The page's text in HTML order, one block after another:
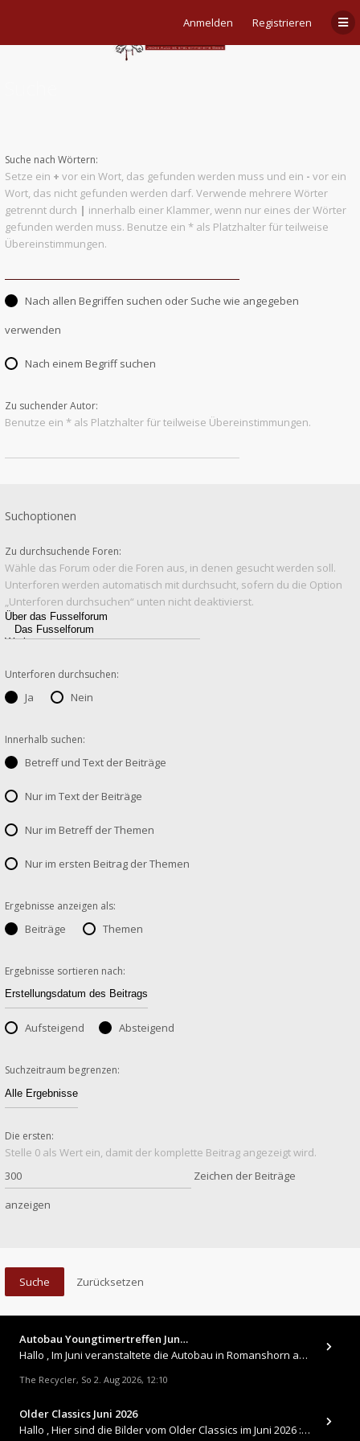
Anmelden Registrieren
Suche nach Wörtern:
Setze ein + vor ein Wort, das gefunden werden muss und ein - vor ein
Wort, das nicht gefunden werden darf. Verwende mehrere Wörter
getrennt durch | innerhalb einer Klammer, wenn nur eines der Wörter
gefunden werden muss. Benutze ein * als Platzhalter für teilweise
Übereinstimmungen.
Nach allen Begriffen suchen oder Suche wie angegeben
verwenden
Nach einem Begriff suchen
Zu suchender Autor:
Benutze ein * als Platzhalter für teilweise Übereinstimmungen.
Suchoptionen
Zu durchsuchende Foren:
Wähle das Forum oder die Foren aus, in denen gesucht werden soll.
Unterforen werden automatisch mit durchsucht, sofern du die Option
„Unterforen durchsuchen“ unten nicht deaktivierst.
Unterforen durchsuchen:
Ja Nein
Innerhalb suchen:
Betreff und Text der Beiträge
Nur im Text der Beiträge
Nur im Betreff der Themen
Nur im ersten Beitrag der Themen
Ergebnisse anzeigen als:
Beiträge Themen
Ergebnisse sortieren nach:
Aufsteigend Absteigend
Suchzeitraum begrenzen:
Die ersten:
Stelle 0 als Wert ein, damit der komplette Beitrag angezeigt wird.
Zeichen der Beiträge
anzeigen
Autobau Youngtimertreffen Jun…
Hallo , Im Juni veranstaltete die Autobau in Romanshorn auf ihrem Gelände ein kleines Youngtimertreffen : https://up.
The Recycler, So 2. Aug 2026, 12:10
Older Classics Juni 2026
​Hallo , Hier sind die Bilder vom Older Classics im Juni 2026 : https://up.picr.de/51155940wd.jpg https://up.pic